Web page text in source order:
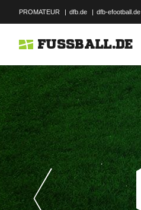
PROMATEUR | dfb.de | dfb-efootball.de
FUSSBALL.DE